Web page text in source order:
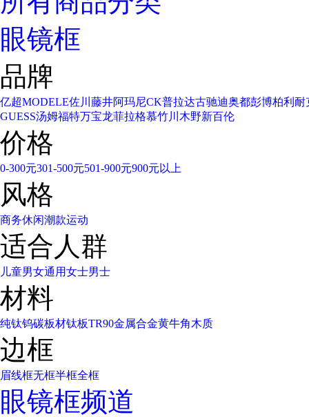
眼镜框
品牌
亿超MODELE佐川藤井阿玛尼CK普拉达古驰迪奥都彭博柏利 耐
GUESS汤姆福特万宝龙菲拉格慕竹川木野新百伦
价格
0-300元301-500元501-900元900元以上
风格
商务休闲潮款运动
适合人群
儿童男女通用女士男士
材料
纯钛钨碳板材钛板TR90金属合金黄牛角木质
边框
眉线框无框半框全框
眼镜框频道